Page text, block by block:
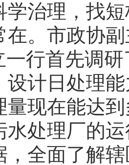
学治理，找
在。市政协
一行首先调
设计日处理
量现在能达
水处理厂的
，全面了解